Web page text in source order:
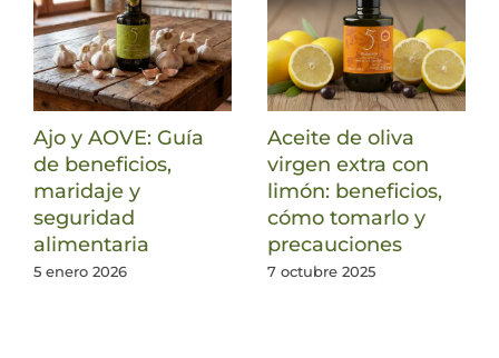
Ajo y AOVE: Guía
de beneficios,
maridaje y
seguridad
alimentaria
5 enero 2026
Aceite de oliva
virgen extra con
limón: beneficios,
cómo tomarlo y
precauciones
7 octubre 2025